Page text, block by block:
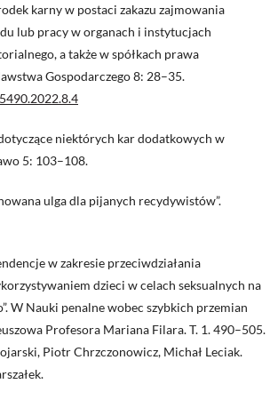
karny w postaci zakazu zajmowania
lub pracy w organach i instytucjach
a także w spółkach prawa
Gospodarczego 8: 28–35.
niektórych kar dodatkowych w
5: 103–108.
ulga dla pijanych recydywistów”.
w zakresie przeciwdziałania
dzieci w celach seksualnych na
W Nauki penalne wobec szybkich przemian
Profesora Mariana Filara. T. 1. 490–505.
Piotr Chrzczonowicz, Michał Leciak.